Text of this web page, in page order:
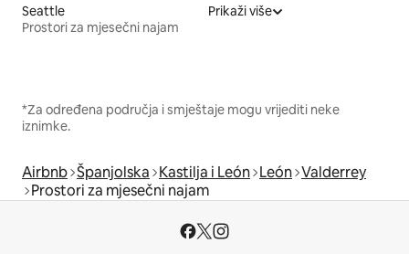
Seattle
Prostori za mjesečni najam
Prikaži više
*Za određena područja i smještaje mogu vrijediti neke
iznimke.
Airbnb Španjolska Kastilja i León León Valderrey
Prostori za mjesečni najam